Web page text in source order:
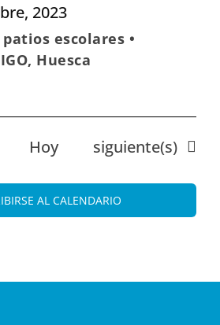
2023
escolares •
Huesca
Hoy Eventos
siguiente(s)
AL CALENDARIO